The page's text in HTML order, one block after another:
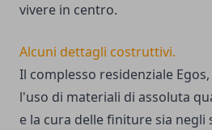
vivere in centro.
Alcuni dettagli costruttivi.
Il complesso residenziale
l'uso di materiali di assoluta
e la cura delle finiture sia negli